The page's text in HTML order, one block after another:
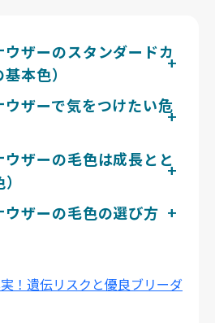
ザーのスタンダードカ
本色）
は、ミニチュアシュナウザーの
ソルト＆ペッパー、ブラック＆シ
が認められています。代表的な
ーク・アイアン・グレーからシ
い色調が許容されているのが特
毛色と調和する暗色のマスクを
と、犬種本来の特徴や血統が確
ザーで気をつけたい危
は、視覚や聴覚に重い障害をも
持たない犬種のため、極端な健康
レアカラーは基本的に見られま
やレバー（チョコ）などの非公
」とうたわれ高値で取引される
素が極端に薄い色は皮膚や被毛
いとも言われています。希少色
ラーの真実』もご覧いただき、
背景を確認してください。
ザーの毛色は成長とと
も、お迎えしたときの色が一生
にソルト＆ペッパーは白と黒の
って見えたりすることが多いよ
半年〜1歳頃から少しずつ進
く傾向があります。色の移ろい
ウザーの毛色の選び方
ッパーは加齢とともに色味が移
はそれほど多くないので、色よ
、ブリーダーの誠実さで選ぶの
性格は決まらないと言われてい
！遺伝リスクと優良ブリーダ